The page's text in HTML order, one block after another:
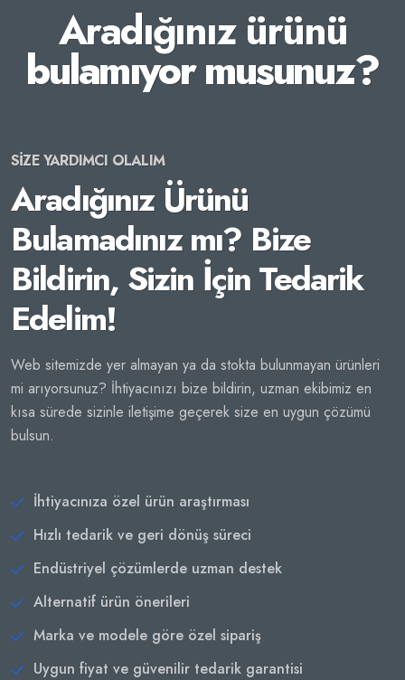
Aradığınız ürünü
bulamıyor musunuz?
SİZE YARDIMCI OLALIM
Aradığınız Ürünü
Bulamadınız mı? Bize
Bildirin, Sizin İçin Tedarik
Edelim!
Web sitemizde yer almayan ya da stokta bulunmayan ürünleri
mi arıyorsunuz? İhtiyacınızı bize bildirin, uzman ekibimiz en
kısa sürede sizinle iletişime geçerek size en uygun çözümü
bulsun.
İhtiyacınıza özel ürün araştırması
Hızlı tedarik ve geri dönüş süreci
Endüstriyel çözümlerde uzman destek
Alternatif ürün önerileri
Marka ve modele göre özel sipariş
Uygun fiyat ve güvenilir tedarik garantisi